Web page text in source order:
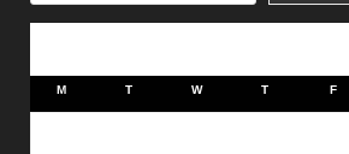
M T W T F